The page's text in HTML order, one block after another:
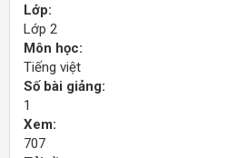
Lớp:
Lớp 2
Môn học:
Tiếng việt
Số bài giảng:
1
Xem:
707